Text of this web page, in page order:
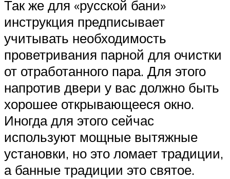
Так же для «русской бани»
инструкция предписывает
учитывать необходимость
проветривания парной для очистки
от отработанного пара. Для этого
напротив двери у вас должно быть
хорошее открывающееся окно.
Иногда для этого сейчас
используют мощные вытяжные
установки, но это ломает традиции,
а банные традиции это святое.